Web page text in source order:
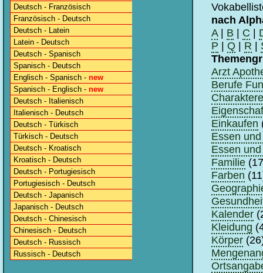
Deutsch - Französisch
Französisch - Deutsch
Deutsch - Latein
Latein - Deutsch
Deutsch - Spanisch
Spanisch - Deutsch
Englisch - Spanisch - new
Spanisch - Englisch - new
Deutsch - Italienisch
Italienisch - Deutsch
Deutsch - Türkisch
Türkisch - Deutsch
Deutsch - Kroatisch
Kroatisch - Deutsch
Deutsch - Portugiesisch
Portugiesisch - Deutsch
Deutsch - Japanisch
Japanisch - Deutsch
Deutsch - Chinesisch
Chinesisch - Deutsch
Deutsch - Russisch
Russisch - Deutsch
nach
A| B | C |
P | Q | R |
Arzt
Berufe
Einkaufen
Essen
Essen
Familie
Farben
Kalender
Kleidung
Körper